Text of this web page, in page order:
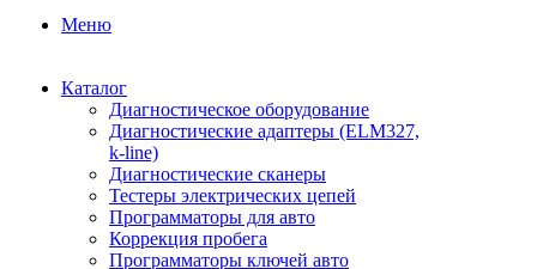
Меню
Каталог
Диагностическое оборудование
Диагностические адаптеры (ELM327,
k-line)
Диагностические сканеры
Тестеры электрических цепей
Программаторы для авто
Коррекция пробега
Программаторы ключей авто